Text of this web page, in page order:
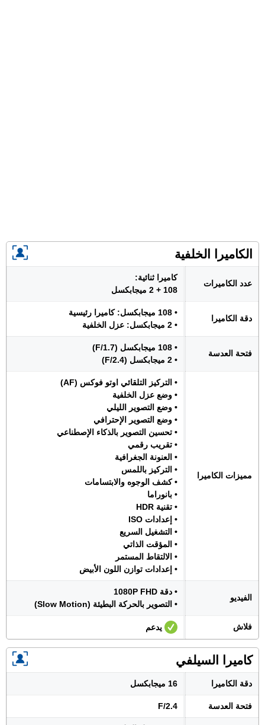
الكاميرا الخلفية
عدد الكاميرات
كاميرا ثنائية:
108 + 2 ميجابكسل
دقة الكاميرا
• 108 ميجابكسل: كاميرا رئيسية
• 2 ميجابكسل: عزل الخلفية
فتحة العدسة
• 108 ميجابكسل (F/1.7)
• 2 ميجابكسل (F/2.4)
مميزات الكاميرا
• التركيز التلقائي اوتو فوكس (AF)
• وضع عزل الخلفية
• وضع التصوير الليلي
• وضع التصوير الإحترافي
• تحسين التصوير بالذكاء الإصطناعي
• تقريب رقمي
• العنونة الجغرافية
• التركيز باللمس
• كشف الوجوه والابتسامات
• بانوراما
• تقنية HDR
• إعدادات ISO
• التشغيل السريع
• المؤقت الذاتي
• الالتقاط المستمر
• إعدادات توازن اللون الأبيض
الفيديو
• دقة 1080P FHD
• التصوير بالحركة البطيئة (Slow Motion)
فلاش يدعم
كاميرا السيلفي
دقة الكاميرا 16 ميجابكسل
فتحة العدسة F/2.4